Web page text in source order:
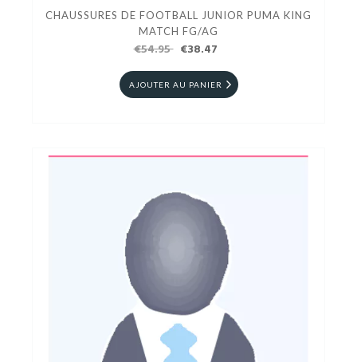
CHAUSSURES DE FOOTBALL JUNIOR PUMA KING
MATCH FG/AG
€54.95 €38.47
AJOUTER AU PANIER